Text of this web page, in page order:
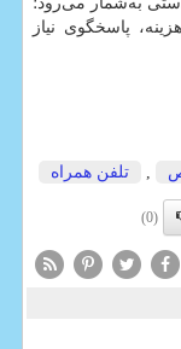
پاسخگوی نیاز
, تلفن همراه
(0)